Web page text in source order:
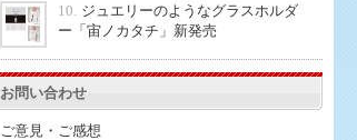
10. ジュエリーのようなグラスホルダ
ー「宙ノカタチ」新発売
お問い合わせ
ご意見・ご感想